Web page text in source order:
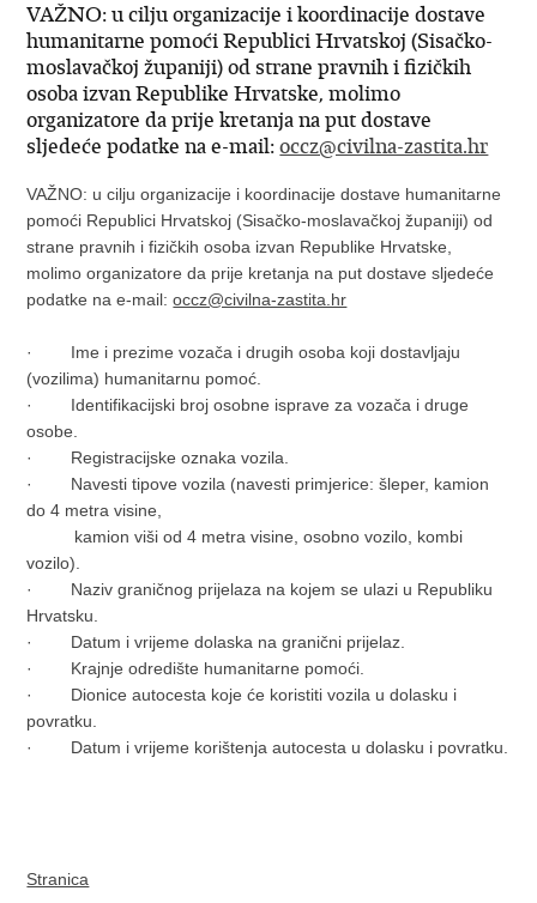
VAŽNO: u cilju organizacije i koordinacije dostave
humanitarne pomoći Republici Hrvatskoj (Sisačko-
moslavačkoj županiji) od strane pravnih i fizičkih
osoba izvan Republike Hrvatske, molimo
organizatore da prije kretanja na put dostave
sljedeće podatke na e-mail:occz@civilna-zastita.hr
VAŽNO: u cilju organizacije i koordinacije dostave humanitarne
pomoći Republici Hrvatskoj (Sisačko-moslavačkoj županiji) od
strane pravnih i fizičkih osoba izvan Republike Hrvatske,
molimo organizatore da prije kretanja na put dostave sljedeće
podatke na e-mail:occz@civilna-zastita.hr
· Ime i prezime vozača i drugih osoba koji dostavljaju
(vozilima) humanitarnu pomoć.
· Identifikacijski broj osobne isprave za vozača i druge
osobe.
· Registracijske oznaka vozila.
· Navesti tipove vozila (navesti primjerice: šleper, kamion
do 4 metra visine,
kamion viši od 4 metra visine, osobno vozilo, kombi
vozilo).
· Naziv graničnog prijelaza na kojem se ulazi u Republiku
Hrvatsku.
· Datum i vrijeme dolaska na granični prijelaz.
· Krajnje odredište humanitarne pomoći.
· Dionice autocesta koje će koristiti vozila u dolasku i
povratku.
· Datum i vrijeme korištenja autocesta u dolasku i povratku.
Stranica